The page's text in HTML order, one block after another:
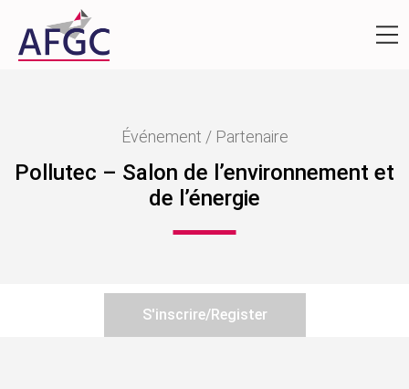
Événement / Partenaire
Pollutec – Salon de l’environnement et
de l’énergie
S'inscrire/Register